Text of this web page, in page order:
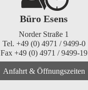
Büro Esens
Norder Straße 1
Tel. +49 (0) 4971 / 9499-0
Fax +49 (0) 4971 / 9499-19
Anfahrt & Öffnungszeiten